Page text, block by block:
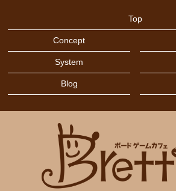
Top
Concept
System
Blog